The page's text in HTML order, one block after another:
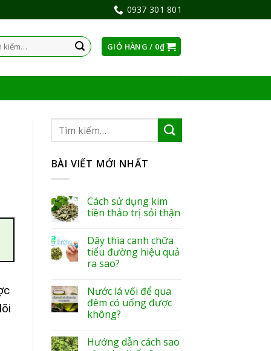
0937 301 801
GIỎ HÀNG / 0₫
BÀI VIẾT MỚI NHẤT
Cách sử dụng kim
tiền thảo trị sỏi thận
Dây thìa canh chữa
tiểu đường hiệu quả
ra sao?
Nước lá vối để qua
đêm có uống được
không?
Hướng dẫn cách sao